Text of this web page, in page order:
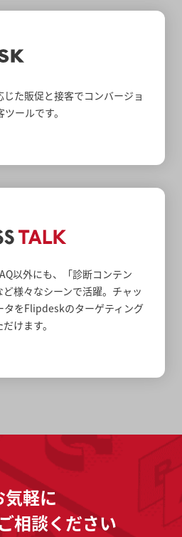
た販促と接客でコンバージョ
ールです。
以外にも、「診断コンテン
様々なシーンで活躍。チャッ
タをFlipdeskのターゲティング
けます。
気軽に
相談ください